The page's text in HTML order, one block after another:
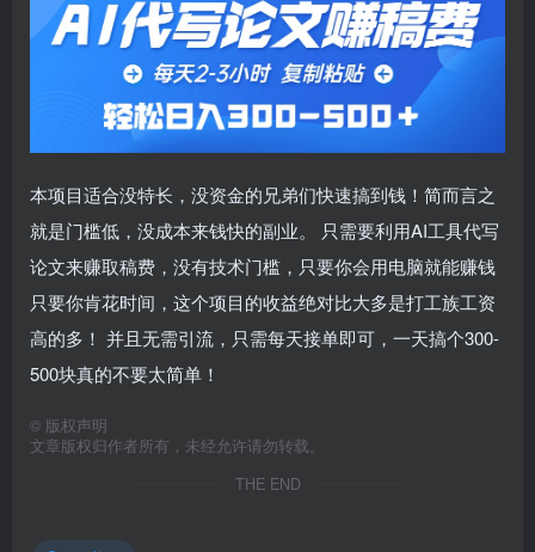
本项目适合没特长，没资金的兄弟们快速搞到钱！简而言之
就是门槛低，没成本来钱快的副业。 只需要利用AI工具代写
论文来赚取稿费，没有技术门槛，只要你会用电脑就能赚钱
只要你肯花时间，这个项目的收益绝对比大多是打工族工资
高的多！ 并且无需引流，只需每天接单即可，一天搞个300-
500块真的不要太简单！
© 版权声明
文章版权归作者所有，未经允许请勿转载。
THE END